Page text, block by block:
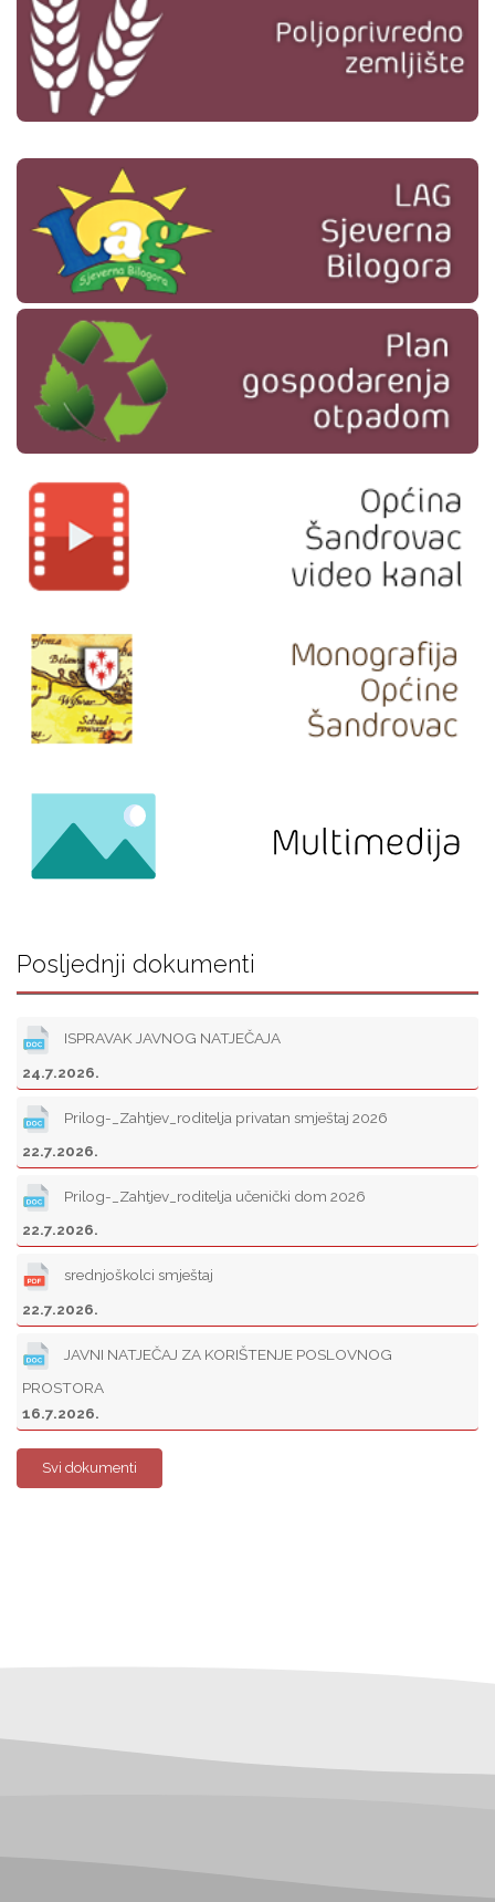
Posljednji dokumenti
ISPRAVAK JAVNOG NATJEČAJA
24.7.2026.
Prilog-_Zahtjev_roditelja privatan smještaj 2026
22.7.2026.
Prilog-_Zahtjev_roditelja učenički dom 2026
22.7.2026.
srednjoškolci smještaj
22.7.2026.
JAVNI NATJEČAJ ZA KORIŠTENJE POSLOVNOG
PROSTORA
16.7.2026.
Svi dokumenti